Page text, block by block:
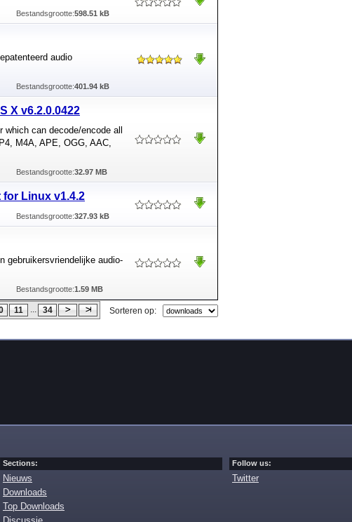
Bestandsgrootte:598.51 kB
audio
Bestandsgrootte:401.94 kB
X v6.2.0.0422
can decode/encode all
M4A, APE, OGG, AAC,
Bestandsgrootte:32.97 MB
Linux v1.4.2
Bestandsgrootte:327.93 kB
gebruikersvriendelijke audio-
Bestandsgrootte:1.59 MB
11 ... 34 Sorteren op:
Sections:
Nieuws
Downloads
Top Downloads
Follow us:
Twitter